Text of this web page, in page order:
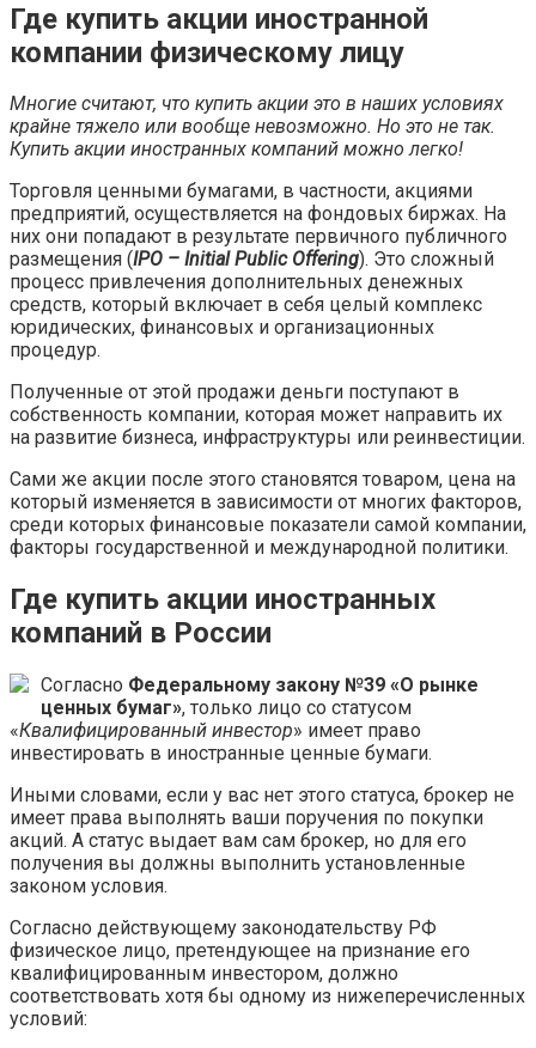
Где купить акции иностранной
компании физическому лицу
Многие считают, что купить акции это в наших условиях
крайне тяжело или вообще невозможно. Но это не так.
Купить акции иностранных компаний можно легко!
Торговля ценными бумагами, в частности, акциями
предприятий, осуществляется на фондовых биржах. На
них они попадают в результате первичного публичного
размещения (IPO – Initial Public Offering). Это сложный
процесс привлечения дополнительных денежных
средств, который включает в себя целый комплекс
юридических, финансовых и организационных
процедур.
Полученные от этой продажи деньги поступают в
собственность компании, которая может направить их
на развитие бизнеса, инфраструктуры или реинвестиции.
Сами же акции после этого становятся товаром, цена на
который изменяется в зависимости от многих факторов,
среди которых финансовые показатели самой компании,
факторы государственной и международной политики.
Где купить акции иностранных
компаний в России
Согласно Федеральному закону №39 «О рынке
ценных бумаг», только лицо со статусом
«Квалифицированный инвестор» имеет право
инвестировать в иностранные ценные бумаги.
Иными словами, если у вас нет этого статуса, брокер не
имеет права выполнять ваши поручения по покупки
акций. А статус выдает вам сам брокер, но для его
получения вы должны выполнить установленные
законом условия.
Согласно действующему законодательству РФ
физическое лицо, претендующее на признание его
квалифицированным инвестором, должно
соответствовать хотя бы одному из нижеперечисленных
условий: